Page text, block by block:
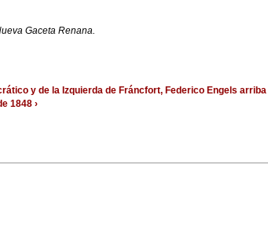
Gaceta Renana.
y de la Izquierda de Fráncfort, Federico Engels arriba
1848 ›